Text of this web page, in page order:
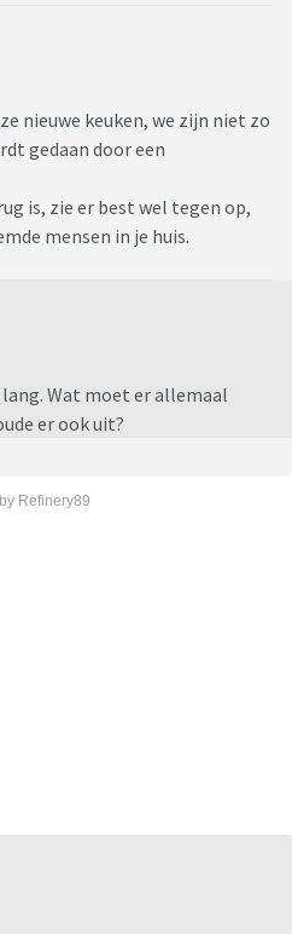
nieuwe keuken, we zijn niet zo
gedaan door een
is, zie er best wel tegen op,
mensen in je huis.
Wat moet er allemaal
er ook uit?
Refinery89